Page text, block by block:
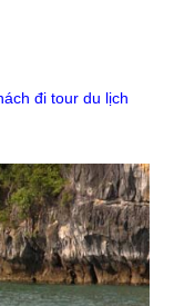
đi tour du lịch